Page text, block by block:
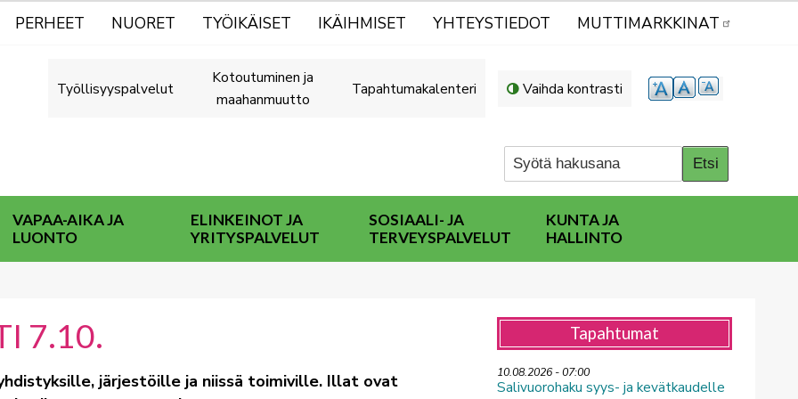
PERHEET NUORET TYÖIKÄISET IKÄIHMISET YHTEYSTIEDOT MUTTIMARKKINAT
Työllisyyspalvelut
Kotoutuminen ja
maahanmuutto
Tapahtumakalenteri Vaihda kontrasti
VAPAA-AIKA JA
LUONTO
ELINKEINOT JA
YRITYSPALVELUT
SOSIAALI- JA
TERVEYSPALVELUT
KUNTA JA
HALLINTO
7.10.
järjestöille ja niissä toimiville. Illat ovat
Tapahtumat
10.08.2026 - 07:00
Salivuorohaku syys- ja kevätkaudelle